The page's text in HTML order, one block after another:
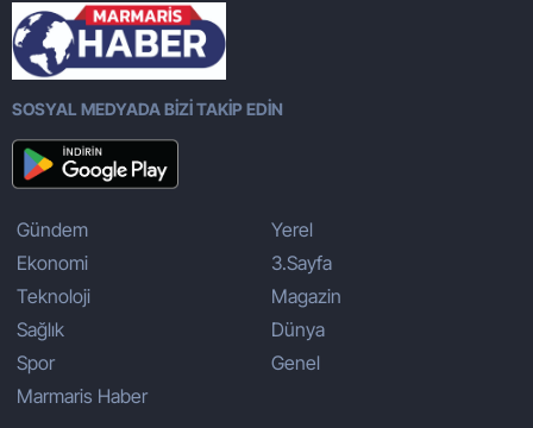
SOSYAL MEDYADA BİZİ TAKİP EDİN
Gündem
Ekonomi
Teknoloji
Sağlık
Spor
Marmaris Haber
Yerel
3.Sayfa
Magazin
Dünya
Genel